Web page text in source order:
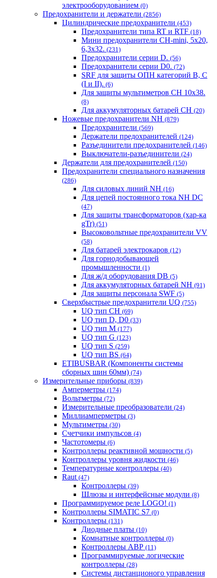
электрооборудованием (0)
Предохранители и держатели (2856)
Цилиндрические предохранители (453)
Предохранители типа RT и RTF (18)
Мини предохранители CH-mini, 5x20,
6,3x32. (231)
Предохранители серии D. (56)
Предохранители серии D0. (72)
SRF для защиты ОПН категорий B, C
(I и II). (6)
Для защиты мультиметров CH 10х38.
(8)
Для аккумуляторных батарей CH (20)
Ножевые предохранители NH (879)
Предохранители (569)
Держатели предохранителей (124)
Разъединители предохранителей (146)
Выключатели-разъединители (24)
Держатели для предохранителей (150)
Предохранители специального назначения
(286)
Для силовых линий NH (16)
Для цепей постоянного тока NH DC
(47)
Для защиты трансформаторов (хар-ка
gTr) (51)
Высоковольтные предохранители VV
(58)
Для батарей электрокаров (12)
Для горнодобывающей
промышленности (1)
Для ж/д оборудования DB (5)
Для аккумуляторных батарей NH (91)
Для защиты персонала SWF (5)
Сверхбыстрые предохранители UQ (755)
UQ тип CH (69)
UQ тип D, D0 (33)
UQ тип M (177)
UQ тип G (123)
UQ тип S (259)
UQ тип BS (64)
ETIBUSBAR (Компоненты системы
сборных шин 60мм) (74)
Измерительные приборы (839)
Амперметры (174)
Вольтметры (72)
Измерительные преобразователи (24)
Миллиамперметры (3)
Мультиметры (30)
Счетчики импульсов (4)
Частотомеры (6)
Контроллеры реактивной мощности (5)
Контроллеры уровня жидкости (46)
Температурные контроллеры (40)
Raut (47)
Контроллеры (39)
Шлюзы и интерфейсные модули (8)
Программируемое реле LOGO! (1)
Контроллеры SIMATIC S7 (0)
Контроллеры (131)
Диодные платы (10)
Комнатные контроллеры (0)
Контроллеры АВР (11)
Программируемые логические
контроллеры (28)
Системы дистанционого управления